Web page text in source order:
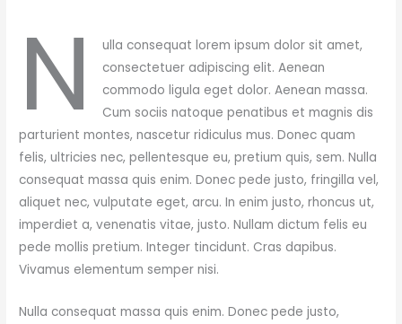
N
ulla consequat lorem ipsum dolor sit amet,
consectetuer adipiscing elit. Aenean
commodo ligula eget dolor. Aenean massa.
Cum sociis natoque penatibus et magnis dis
parturient montes, nascetur ridiculus mus. Donec quam
felis, ultricies nec, pellentesque eu, pretium quis, sem. Nulla
consequat massa quis enim. Donec pede justo, fringilla vel,
aliquet nec, vulputate eget, arcu. In enim justo, rhoncus ut,
imperdiet a, venenatis vitae, justo. Nullam dictum felis eu
pede mollis pretium. Integer tincidunt. Cras dapibus.
Vivamus elementum semper nisi.
Nulla consequat massa quis enim. Donec pede justo,